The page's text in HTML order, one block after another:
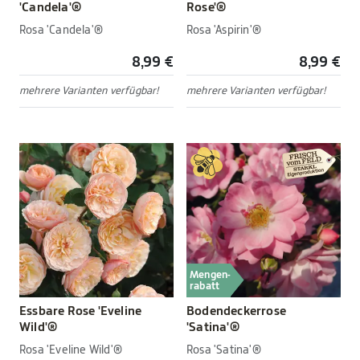
'Candela'®
Rosa 'Candela'®
8,99 €
mehrere Varianten verfügbar!
Rose'®
Rosa 'Aspirin'®
8,99 €
mehrere Varianten verfügbar!
Essbare Rose 'Eveline
Wild'®
Rosa 'Eveline Wild'®
Mengen-
rabatt
Bodendeckerrose
'Satina'®
Rosa 'Satina'®